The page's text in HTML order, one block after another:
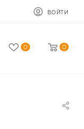
ВОЙТИ
0 0